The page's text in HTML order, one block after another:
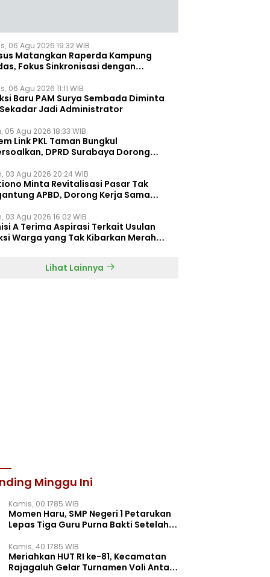
06 Agu 2026 19:32 WIB
Matangkan Raperda Kampung
Fokus Sinkronisasi dengan
06 Agu 2026 11:11 WIB
Baru PAM Surya Sembada Diminta
Jadi Administrator
05 Agu 2026 18:33 WIB
Link PKL Taman Bungkul
DPRD Surabaya Dorong
03 Agu 2026 20:24 WIB
Minta Revitalisasi Pasar Tak
APBD, Dorong Kerja Sama
03 Agu 2026 16:02 WIB
A Terima Aspirasi Terkait Usulan
Warga yang Tak Kibarkan Merah
Lihat Lainnya
Minggu Ini
Kamis, 00 1785 WIB
Momen Haru, SMP Negeri 1 Petarukan
Lepas Tiga Guru Purna Bakti Setelah
Kamis, 40 1785 WIB
Meriahkan HUT RI ke-81, Kecamatan
Rajagaluh Gelar Turnamen Voli Antar